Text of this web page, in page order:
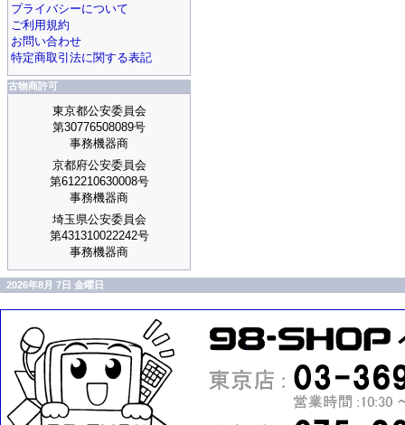
プライバシーについて
ご利用規約
お問い合わせ
特定商取引法に関する表記
古物商許可
東京都公安委員会
第30776508089号
事務機器商
京都府公安委員会
第612210630008号
事務機器商
埼玉県公安委員会
第431310022242号
事務機器商
2026年8月 7日 金曜日